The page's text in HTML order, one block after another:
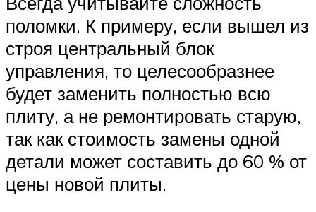
поломки. К примеру, если вышел из
строя центральный блок
управления, то целесообразнее
будет заменить полностью всю
плиту, а не ремонтировать старую,
так как стоимость замены одной
детали может составить до 60 % от
цены новой плиты.